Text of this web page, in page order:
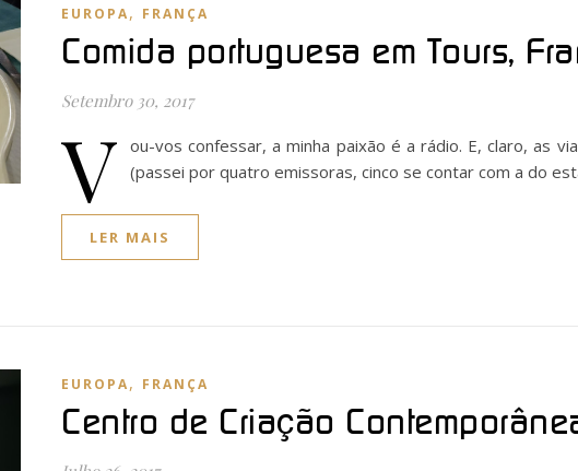
EUROPA, FRANÇA
Comida portuguesa em Tours,
Setembro 30, 2017
V ou-vos confessar, a minha paixão é a rádio. E, claro, as
(passei por quatro emissoras, cinco se contar com a do
LER MAIS
EUROPA, FRANÇA
Centro de Criação